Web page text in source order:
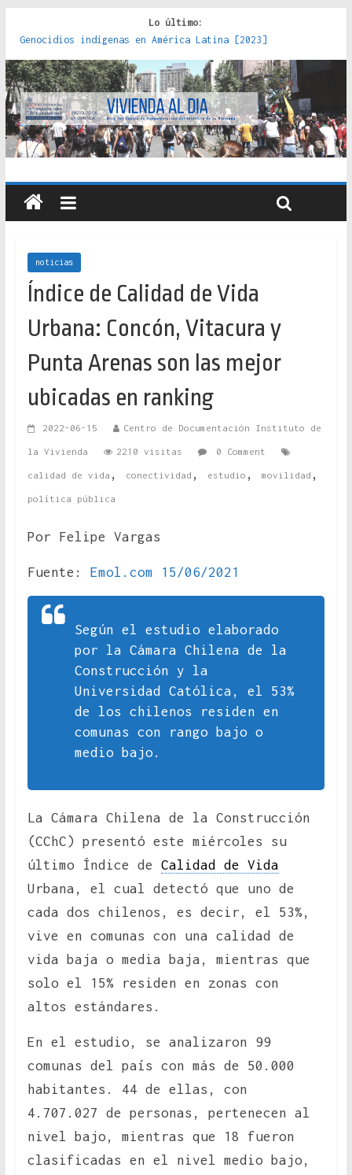
Lo último:
Genocidios indígenas en América Latina [2023]
Estudios sobre la espacialización de los Estados :
políticas, prácticas y representaciones [2022]
Donde el pedernal choca con el acero : hacia una teoría
crítica de las fronteras latinoamericanas [2020]
Criterios técnicos para una vivienda adecuada [2019]
Red de consultorios de la Caja del Seguro Obrero en
Santiago : un patrimonio emblemático [2014]
noticias
Índice de Calidad de Vida
Urbana: Concón, Vitacura y
Punta Arenas son las mejor
ubicadas en ranking
2022-06-15 Centro de Documentación Instituto de
la Vivienda 2210 visitas 0 Comment
calidad de vida , conectividad , estudio , movilidad ,
política pública
Por Felipe Vargas
Fuente: Emol.com 15/06/2021
Según el estudio elaborado
por la Cámara Chilena de la
Construcción y la
Universidad Católica, el 53%
de los chilenos residen en
comunas con rango bajo o
medio bajo.
La Cámara Chilena de la Construcción
(CChC) presentó este miércoles su
último Índice de Calidad de Vida
Urbana, el cual detectó que uno de
cada dos chilenos, es decir, el 53%,
vive en comunas con una calidad de
vida baja o media baja, mientras que
solo el 15% residen en zonas con
altos estándares.
En el estudio, se analizaron 99
comunas del país con más de 50.000
habitantes. 44 de ellas, con
4.707.027 de personas, pertenecen al
nivel bajo, mientras que 18 fueron
clasificadas en el nivel medio bajo,